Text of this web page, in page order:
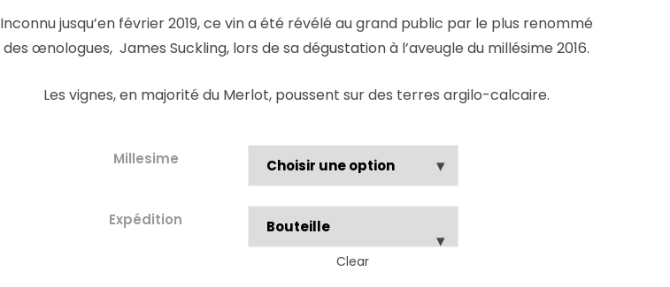
Inconnu jusqu’en février 2019, ce vin a été révélé au grand public par le plus renommé
des œnologues, James Suckling, lors de sa dégustation à l’aveugle du millésime 2016.
Les vignes, en majorité du Merlot, poussent sur des terres argilo-calcaire.
Millesime
Expédition
Clear